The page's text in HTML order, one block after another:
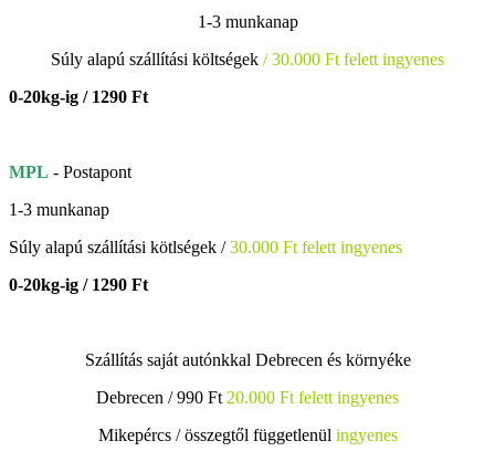
1-3 munkanap
Súly alapú szállítási költségek / 30.000 Ft felett ingyenes
0-20kg-ig / 1290 Ft
MPL - Postapont
1-3 munkanap
Súly alapú szállítási kötlségek /30.000 Ft felett ingyenes
0-20kg-ig / 1290 Ft
Szállítás saját autónkkal Debrecen és környéke
Debrecen / 990 Ft 20.000 Ft felett ingyenes
Mikepércs /összegtől függetlenül ingyenes